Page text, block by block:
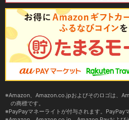
Amazon、Amazon.co.jpおよびそのロゴは、
の商標です。
PayPayマネーライトが付与されます。PayPay